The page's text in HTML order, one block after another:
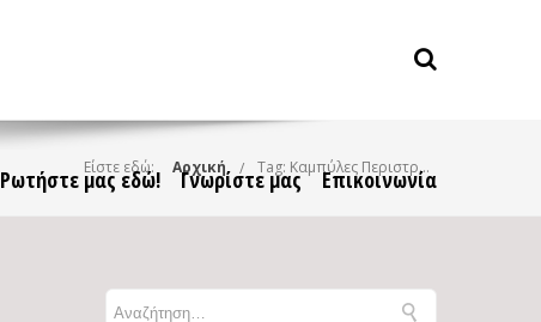
Ρωτήστε μας εδώ! Γνωρίστε μας Επικοινωνία
Είστε εδώ: Αρχική Tag: Καμπύλες Περιστροφής